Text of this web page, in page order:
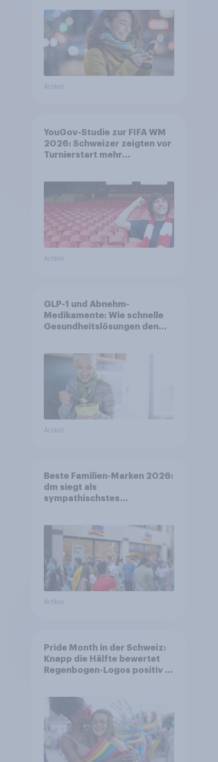
Artikel
YouGov-Studie zur FIFA WM
2026: Schweizer zeigten vor
Turnierstart mehr
Artikel
GLP-1 und Abnehm-
Medikamente: Wie schnelle
Gesundheitslösungen den
Artikel
Beste Familien-Marken 2026:
dm siegt als
sympathischstes
Artikel
Pride Month in der Schweiz:
Knapp die Hälfte bewertet
Regenbogen-Logos positiv –